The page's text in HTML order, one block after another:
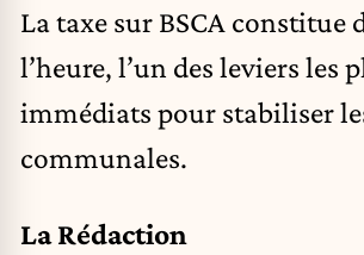
La taxe sur BSCA constitue
l’heure, l’un des leviers les
immédiats pour stabiliser
communales.
La Rédaction